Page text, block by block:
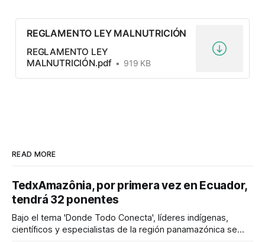
REGLAMENTO LEY MALNUTRICIÓN
REGLAMENTO LEY
MALNUTRICIÓN.pdf
919 KB
READ MORE
TedxAmazônia, por primera vez en Ecuador,
tendrá 32 ponentes
Bajo el tema 'Donde Todo Conecta', líderes indígenas,
científicos y especialistas de la región panamazónica se